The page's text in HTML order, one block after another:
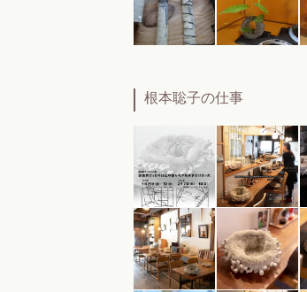
根本聡子の仕事